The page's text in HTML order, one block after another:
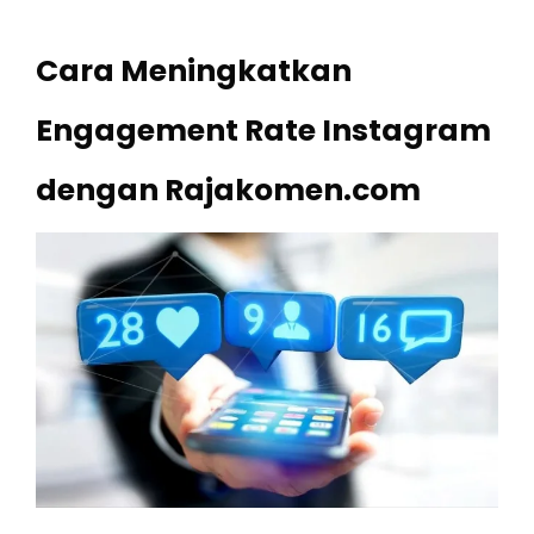
Cara Meningkatkan
Engagement Rate Instagram
dengan Rajakomen.com